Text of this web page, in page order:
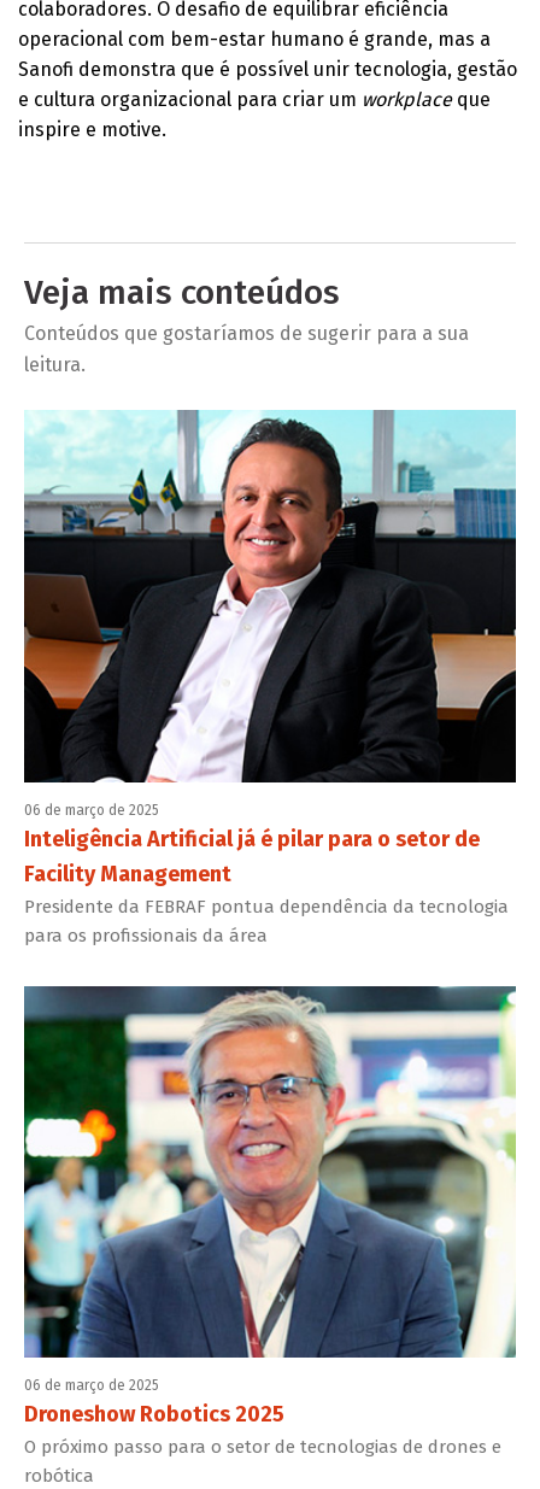
colaboradores. O desafio de equilibrar eficiência
operacional com bem-estar humano é grande, mas a
Sanofi demonstra que é possível unir tecnologia, gestão
e cultura organizacional para criar um workplace que
inspire e motive.
Veja mais conteúdos
Conteúdos que gostaríamos de sugerir para a sua
leitura.
06 de março de 2025
Inteligência Artificial já é pilar para o setor de
Facility Management
Presidente da FEBRAF pontua dependência da tecnologia
para os profissionais da área
06 de março de 2025
Droneshow Robotics 2025
O próximo passo para o setor de tecnologias de drones e
robótica